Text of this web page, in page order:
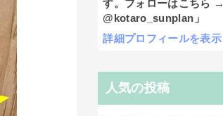
す。フォローはこちら →
@kotaro_sunplan」
詳細プロフィールを表示
人気の投稿